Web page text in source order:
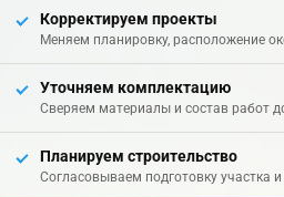
Корректируем проекты
Меняем планировку, расположение
Уточняем комплектацию
Сверяем материалы и состав работ
Планируем строительство
Согласовываем подготовку участка